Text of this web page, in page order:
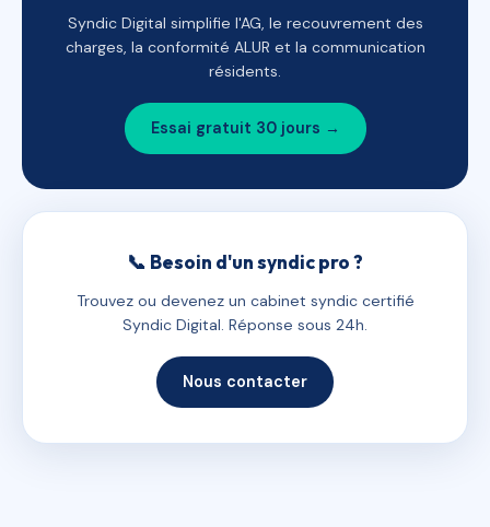
Syndic Digital simplifie l'AG, le recouvrement des
charges, la conformité ALUR et la communication
résidents.
Essai gratuit 30 jours →
📞 Besoin d'un syndic pro ?
Trouvez ou devenez un cabinet syndic certifié
Syndic Digital. Réponse sous 24h.
Nous contacter